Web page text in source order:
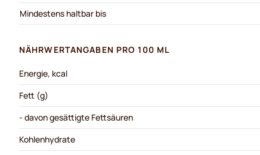
Mindestens haltbar bis
NÄHRWERTANGABEN PRO 100 ML
Energie, kcal
Fett (g)
- davon gesättigte Fettsäuren
Kohlenhydrate